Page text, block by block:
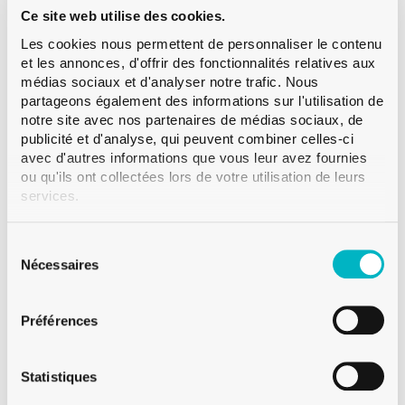
Ce site web utilise des cookies.
Les cookies nous permettent de personnaliser le contenu
et les annonces, d'offrir des fonctionnalités relatives aux
médias sociaux et d'analyser notre trafic. Nous
partageons également des informations sur l'utilisation de
notre site avec nos partenaires de médias sociaux, de
publicité et d'analyse, qui peuvent combiner celles-ci
avec d'autres informations que vous leur avez fournies
ou qu'ils ont collectées lors de votre utilisation de leurs
services.
Nécessaires
Préférences
Statistiques
L’impression digitale répond parfaitement au souhait du client en
mettant en valeur le design, tout en offrant un rendu naturel et
authentique. Elle permet également de créer une bouteille unique,
véritablement distinctive et porteuse d’une esthétique raffinée.
Le visuel des bouteilles s’articule autour de
deux éléments principaux. D’un côté, il
étiquettes, celui de la Marsanne issue